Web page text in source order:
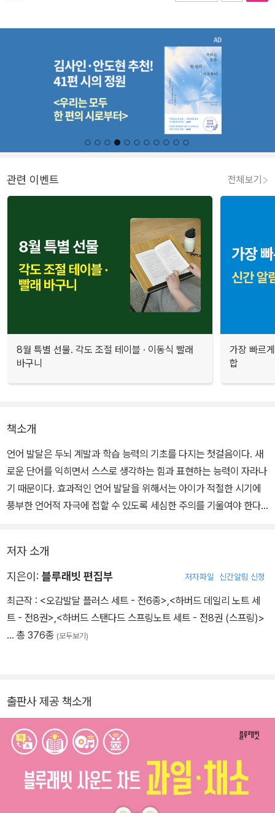
관련 이벤트 전체보기
8월 특별 선물. 각도 조절 테이블 · 이동식 빨래
바구니
가장 빠르
합
책소개
언어 발달은 두뇌 계발과 학습 능력의 기초를 다지는 첫걸음이다. 새
로운 단어를 익히면서 스스로 생각하는 힘과 표현하는 능력이 자라나
기 때문이다. 효과적인 언어 발달을 위해서는 아이가 적절한 시기에
풍부한 언어적 자극에 접할 수 있도록 세심한 주의를 기울여야 한다.
이의 언어 발달을 촉진한다.
요도 없다. 430×785㎜의 커다란 <블루래빗 사운드 차트>로 생
생한 동물 사진을 보고, 궁금한 사진이나 낱말을 손으로 누르면 바로
소리가 난다. 우리말과 영어를 번갈아 가며 동물의 이름을 듣고, 퀴즈
입하면 끝! 간편하게 바로 사용할 수 있다. 차분한 색상의 귀여운 토끼
울린다.
<블루래빗 사운드 차트>는 다양한 콘텐츠를 담아 아이의 호기심과
흥미를 자극한다. 세 가지 모드의 드럼과 재미있는 소리로 나만의 리
듬을 만들어 보자. 사운드 차트의 주제와 꼭 맞는 인기 동요 5곡도 들
저자 소개
지은이: 블루래빗 편집부 저자파일 신간알림 신청
최근작 : <오감발달 플러스 세트 - 전6종>,<하버드 데일리 노트 세
트 - 전8권>,<하버드 스탠다드 스프링노트 세트 - 전8권 (스프링)>
… 총 376종 (모두보기)
출판사 제공 책소개